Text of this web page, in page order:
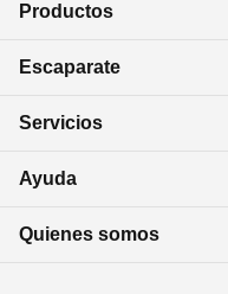
Productos
Escaparate
Servicios
Ayuda
Quienes somos